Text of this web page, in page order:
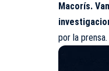
Macorís.
por la prensa.